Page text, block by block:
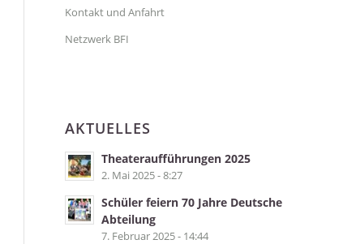
Kontakt und Anfahrt
Netzwerk BFI
AKTUELLES
Theateraufführungen 2025
2. Mai 2025 - 8:27
Schüler feiern 70 Jahre Deutsche
Abteilung
7. Februar 2025 - 14:44